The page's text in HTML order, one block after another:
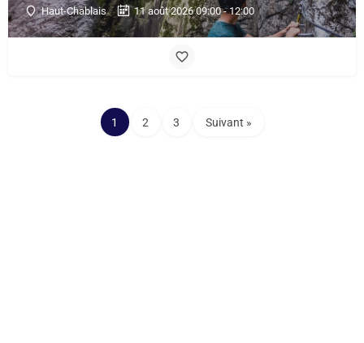
Haut-Chablais 11 août 2026 09:00 - 12:00
1 2 3 Suivant »